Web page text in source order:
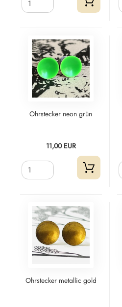
Ohrstecker neon grün
11,00 EUR
Ohrstecker metallic gold